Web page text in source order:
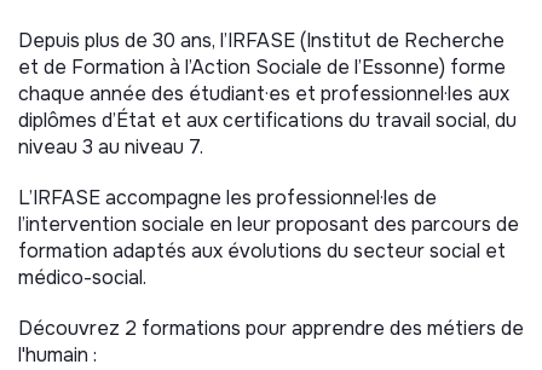
Depuis plus de 30 ans, l’IRFASE (Institut de Recherche
et de Formation à l’Action Sociale de l’Essonne) forme
chaque année des étudiant·es et professionnel·les aux
diplômes d’État et aux certifications du travail social, du
niveau 3 au niveau 7.
L’IRFASE accompagne les professionnel·les de
l’intervention sociale en leur proposant des parcours de
formation adaptés aux évolutions du secteur social et
médico-social.
Découvrez 2 formations pour apprendre des métiers de
l'humain :